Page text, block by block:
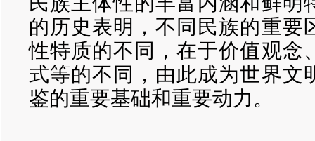
的历史表明，不同民族的重要
性特质的不同，在于价值观念
式等的不同，由此成为世界文
鉴的重要基础和重要动力。